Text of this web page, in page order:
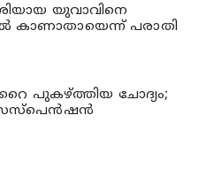
യുവാവിനെ
കാണാതായെന്ന് പരാതി
പുകഴ്ത്തിയ ചോദ്യം;